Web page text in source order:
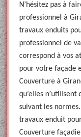
N’hésitez pas à
professionnel à
travaux enduits
professionnel de
correspond à vos
pour votre façade
Couverture à
qu’elles
suivant les
travaux enduit
Couverture